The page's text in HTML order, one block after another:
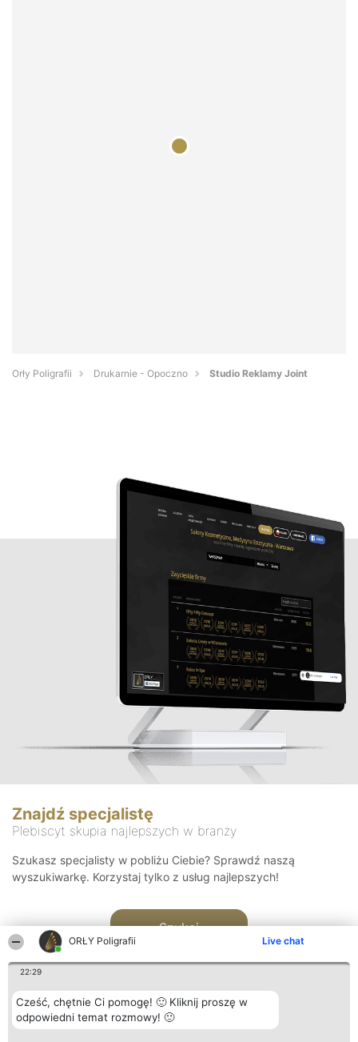
ORŁY Poligrafii Live chat
22:29
Cześć, chętnie Ci pomogę! 🙂 Kliknij proszę w
odpowiedni temat rozmowy! 🙂
Orły Poligrafii Drukarnie - Opoczno Studio Reklamy Joint
Znajdź specjalistę
Plebiscyt skupia najlepszych w branży
Szukasz specjalisty w pobliżu Ciebie? Sprawdź naszą
wyszukiwarkę. Korzystaj tylko z usług najlepszych!
Szukaj